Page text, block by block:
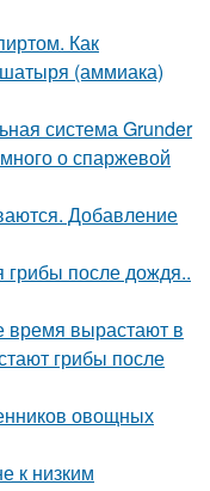
Как
(аммиака)
система Grunder
о спаржевой
Добавление
грибы после дождя..
время вырастают в
грибы после
овощных
к низким